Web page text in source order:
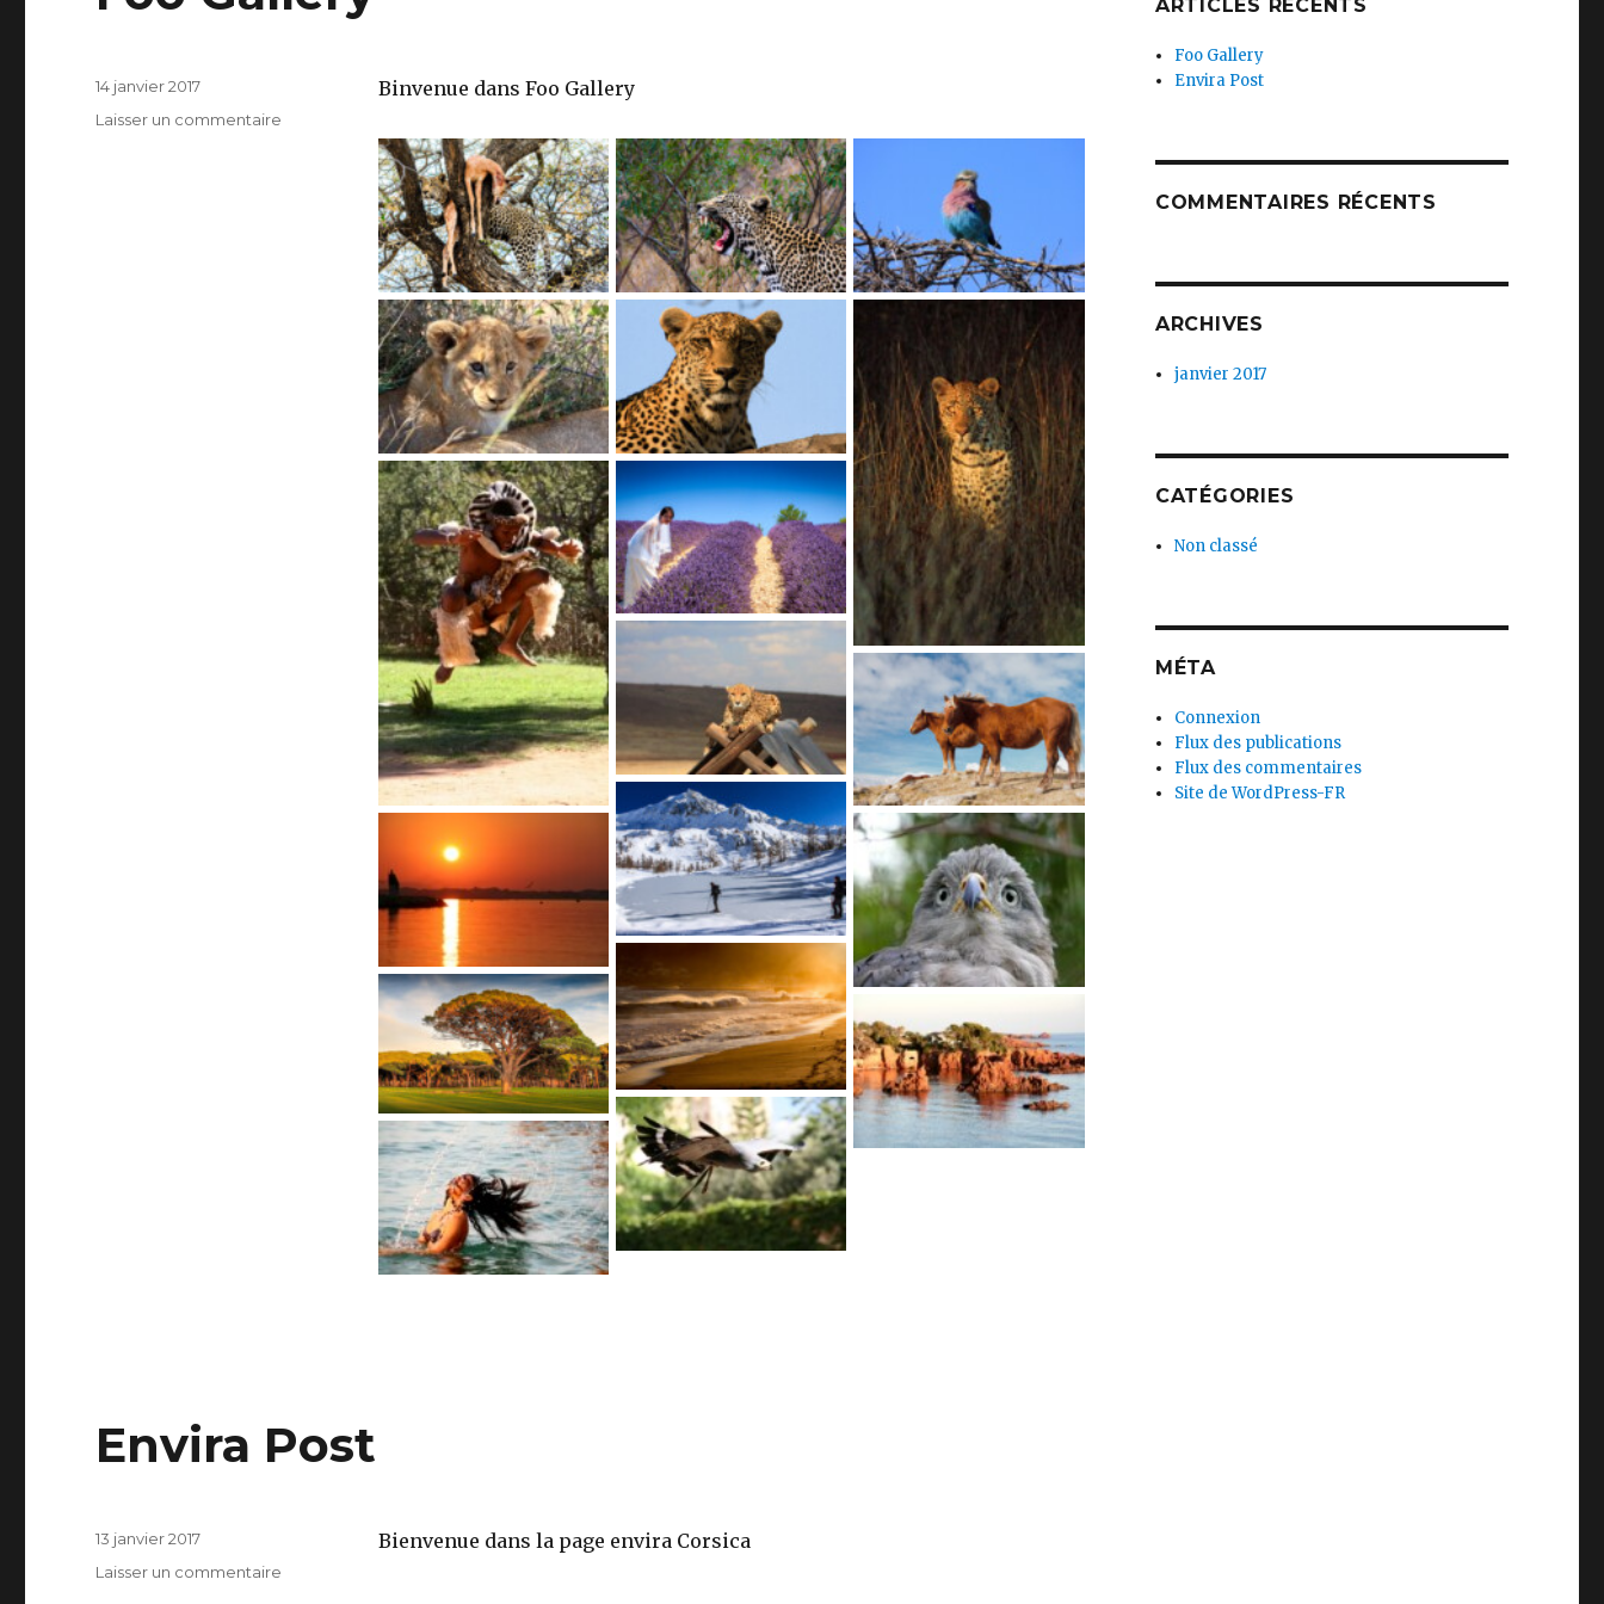
Binvenue dans Foo Gallery
Publié
14 janvier 2017
Laisser un commentaire
Envira Post
Bienvenue dans la page envira Corsica
Publié
13 janvier 2017
Laisser un commentaire
ARTICLES RÉCENTS
Foo Gallery
Envira Post
COMMENTAIRES RÉCENTS
ARCHIVES
janvier 2017
CATÉGORIES
Non classé
MÉTA
Connexion
Flux des publications
Flux des commentaires
Site de WordPress-FR